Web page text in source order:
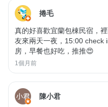
捲毛
真的好喜歡宜蘭包棟民宿，
友來兩天一夜，15:00 check
房，早餐也好吃，推推😍
1個月前
陳小君